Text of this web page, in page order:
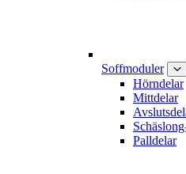
Soffmoduler
Hörndelar
Mittdelar
Palldelar